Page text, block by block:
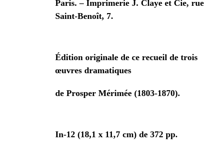
Paris. – Imprimerie J. Claye et Cie, rue
Saint-Benoît, 7.
Édition originale de ce recueil de trois
œuvres dramatiques
de Prosper Mérimée (1803-1870).
In-12 (18,1 x 11,7 cm) de 372 pp.